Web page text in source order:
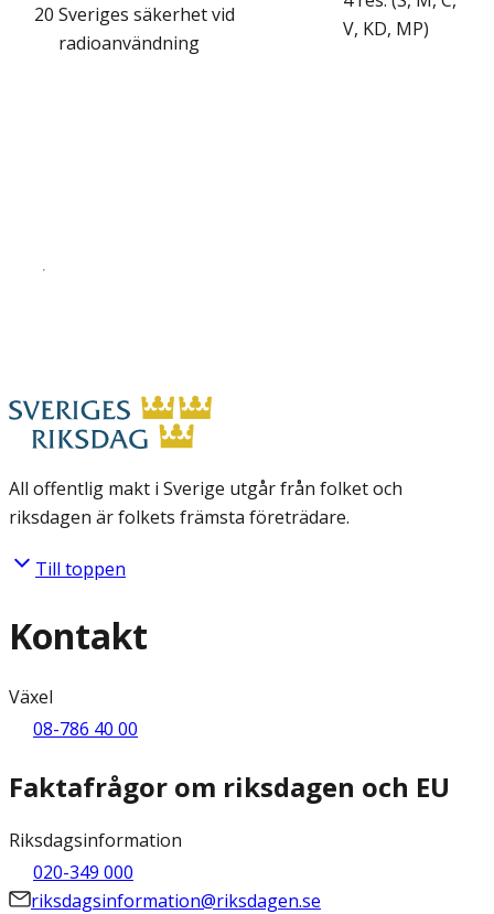
20 Sveriges säkerhet vid
radioanvändning
V, KD, MP)
All offentlig makt i Sverige utgår från folket och
riksdagen är folkets främsta företrädare.
Till toppen
Kontakt
Växel
08-786 40 00
Faktafrågor om riksdagen och EU
Riksdagsinformation
020-349 000
riksdagsinformation@riksdagen.se